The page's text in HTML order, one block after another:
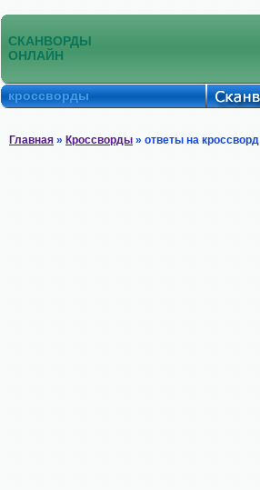
СКАНВОРДЫ
ОНЛАЙН
кроссворды
Главная » Кроссворды » ответы на кроссворд